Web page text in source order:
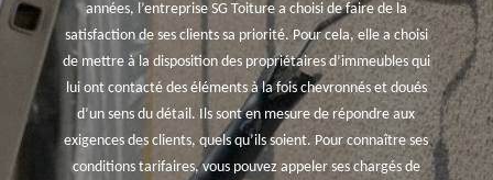
années, l’entreprise SG Toiture a choisi de faire de la
satisfaction de ses clients sa priorité. Pour cela, elle a choisi
de mettre à la disposition des propriétaires d’immeubles qui
lui ont contacté des éléments à la fois chevronnés et doués
d’un sens du détail. Ils sont en mesure de répondre aux
exigences des clients, quels qu’ils soient. Pour connaître ses
conditions tarifaires, vous pouvez appeler ses chargés de